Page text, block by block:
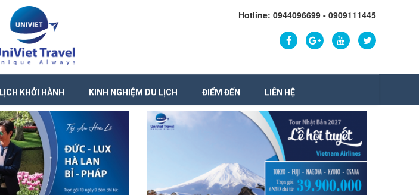
Hotline: 0944096699 - 0909111445
LỊCH KHỞI HÀNH KINH NGHIỆM DU LỊCH ĐIỂM ĐẾN LIÊN HỆ